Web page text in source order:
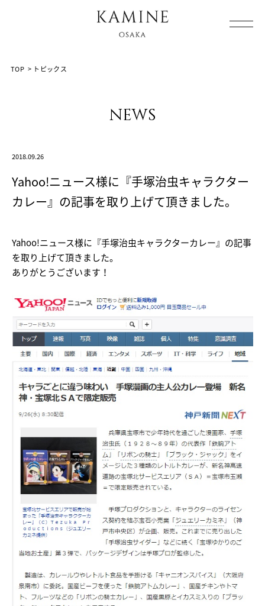
TOP > トピックス
news
2018.09.26
Yahoo!ニュース様に『手塚治虫キャラクター
カレー』の記事を取り上げて頂きました。
Yahoo!ニュース様に『手塚治虫キャラクターカレー』の記事
を取り上げて頂きました。
ありがとうございます！